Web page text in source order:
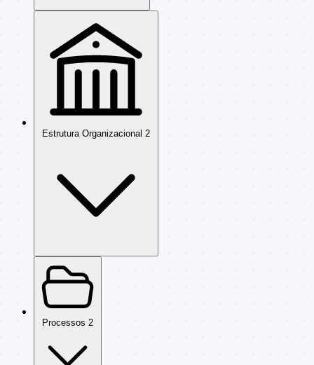
Estrutura Organizacional 2
Processos 2